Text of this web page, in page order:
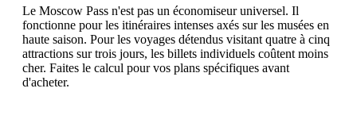
Le Moscow Pass n'est pas un économiseur universel. Il
fonctionne pour les itinéraires intenses axés sur les musées en
haute saison. Pour les voyages détendus visitant quatre à cinq
attractions sur trois jours, les billets individuels coûtent moins
cher. Faites le calcul pour vos plans spécifiques avant
d'acheter.